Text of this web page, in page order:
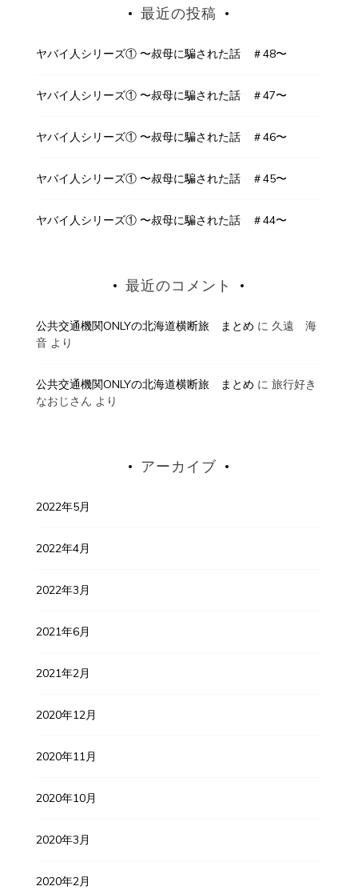
最近の投稿
ヤバイ人シリーズ① 〜叔母に騙された話 ＃48〜
ヤバイ人シリーズ① 〜叔母に騙された話 ＃47〜
ヤバイ人シリーズ① 〜叔母に騙された話 ＃46〜
ヤバイ人シリーズ① 〜叔母に騙された話 ＃45〜
ヤバイ人シリーズ① 〜叔母に騙された話 ＃44〜
最近のコメント
公共交通機関ONLYの北海道横断旅 まとめ に 久遠 海
音より
公共交通機関ONLYの北海道横断旅 まとめ に 旅行好き
なおじさん より
アーカイブ
2022年5月
2022年4月
2022年3月
2021年6月
2021年2月
2020年12月
2020年11月
2020年10月
2020年3月
2020年2月